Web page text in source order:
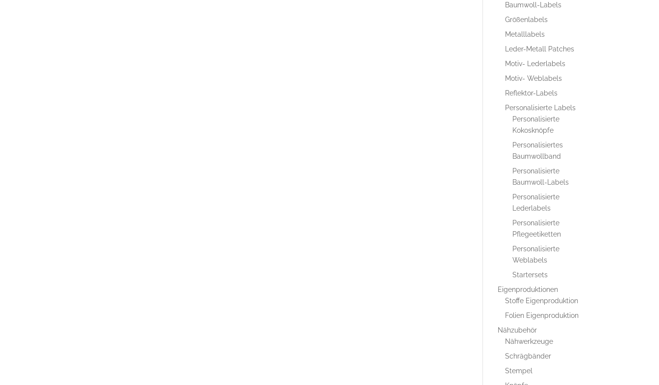
Baumwoll-Labels
Größenlabels
Metalllabels
Leder-Metall Patches
Motiv- Lederlabels
Motiv- Weblabels
Reflektor-Labels
Personalisierte Labels
Personalisierte
Kokosknöpfe
Personalisiertes
Baumwollband
Personalisierte
Baumwoll-Labels
Personalisierte
Lederlabels
Personalisierte
Pflegeetiketten
Personalisierte
Weblabels
Startersets
Eigenproduktionen
Stoffe Eigenproduktion
Folien Eigenproduktion
Nähzubehör
Nähwerkzeuge
Schrägbänder
Stempel